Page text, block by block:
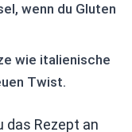
wenn du Gluten
wie italienische
Twist.
das Rezept an